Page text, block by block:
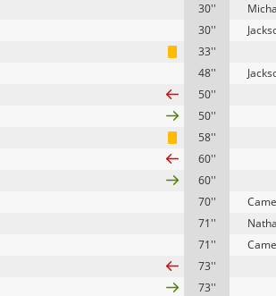
30''
30''
33''
48''
50''
50''
58''
60''
60''
70''
71''
71''
73''
73''